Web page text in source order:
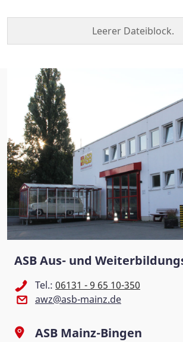
Leerer Dateiblock.
ASB Aus- und
Tel.: 06131 - 9 65 10-350
awz@asb-mainz.de
ASB Mainz-Bingen